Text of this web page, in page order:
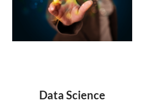
Data Science